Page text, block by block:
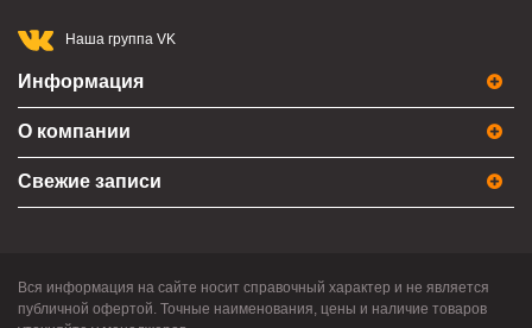
Наша группа VK
Информация
О компании
Свежие записи
Вся информация на сайте носит справочный характер и не является
публичной офертой. Точные наименования, цены и наличие товаров